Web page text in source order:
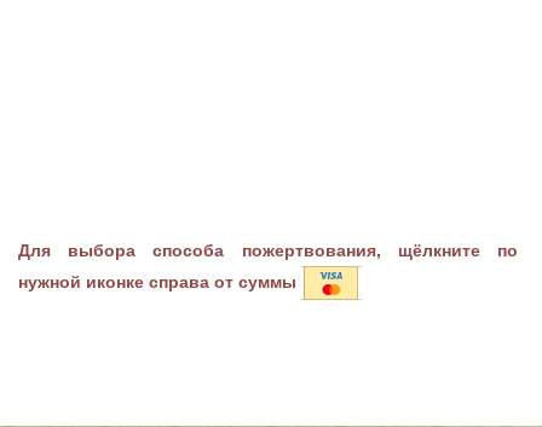
Для выбора способа пожертвования, щёлкните по
нужной иконке справа от суммы